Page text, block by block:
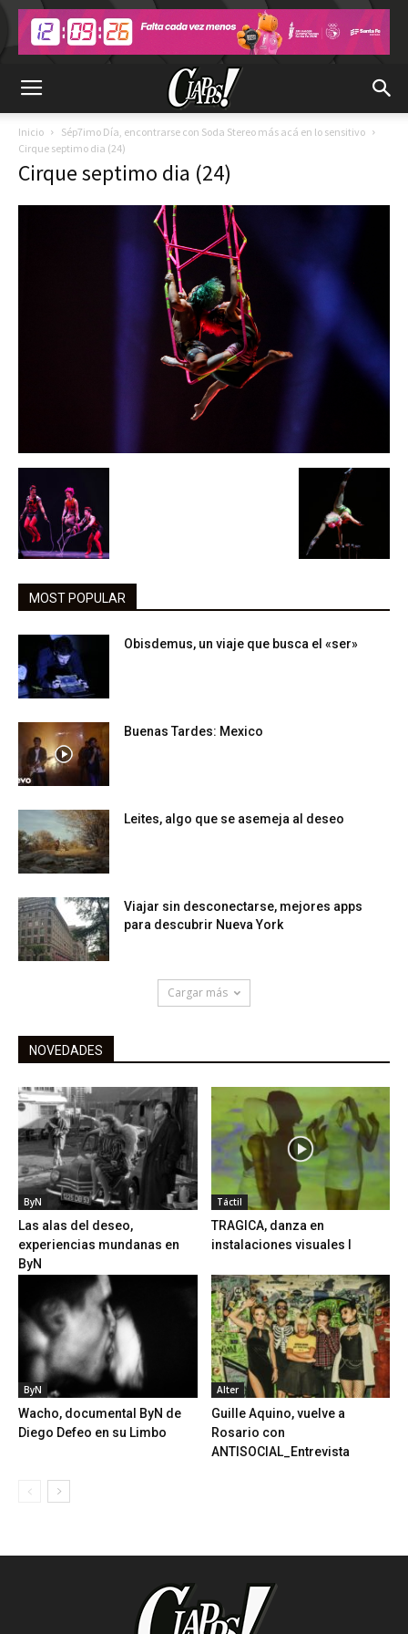
Inicio
Sép7imo Día, encontrarse con Soda Stereo más acá en lo sensitivo
Cirque septimo dia (24)
Cirque septimo dia (24)
MOST POPULAR
Obisdemus, un viaje que busca el «ser»
Buenas Tardes: Mexico
Leites, algo que se asemeja al deseo
Viajar sin desconectarse, mejores apps
para descubrir Nueva York
Cargar más
NOVEDADES
ByN
Las alas del deseo,
experiencias mundanas en
ByN
Táctil
TRAGICA, danza en
instalaciones visuales I
ByN
Wacho, documental ByN de
Diego Defeo en su Limbo
Alter
Guille Aquino, vuelve a
Rosario con
ANTISOCIAL_Entrevista